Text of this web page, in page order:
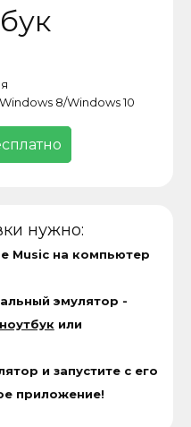
8/Windows 10
нужно:
Music на компьютер
эмулятор -
или
и запустите с его
приложение!